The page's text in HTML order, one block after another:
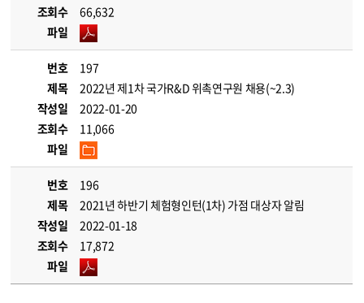
조회수
66,632
파일
번호
197
제목
2022년 제1차 국가R&D 위촉연구원 채용(~2.3)
작성일
2022-01-20
조회수
11,066
파일
번호
196
제목
2021년 하반기 체험형인턴(1차) 가점 대상자 알림
작성일
2022-01-18
조회수
17,872
파일